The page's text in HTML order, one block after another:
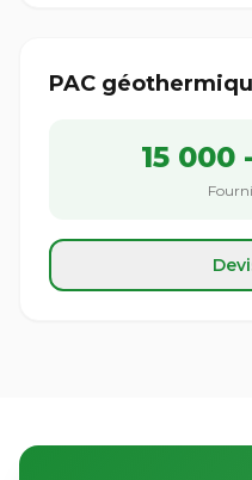
PAC
15 000